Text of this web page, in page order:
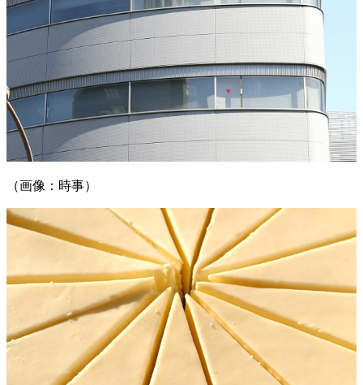
（画像：時事）